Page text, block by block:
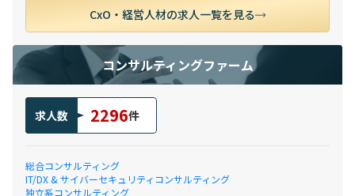
CxO・経営人材の求人一覧を見る
コンサルティングファーム
求人数 2296件
総合コンサルティング
IT/DX & サイバーセキュリティコンサルティング
独立系コンサルティング